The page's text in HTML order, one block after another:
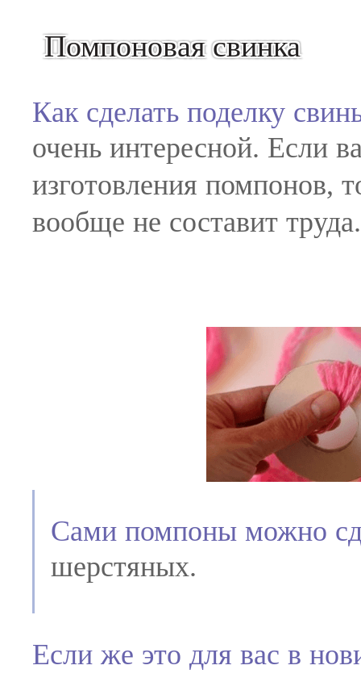
Помпоновая свинка
Как сделать поделку
очень интересной. Если
изготовления помпонов,
вообще не составит труда.
Сами помпоны можно
шерстяных.
Если же это для вас в